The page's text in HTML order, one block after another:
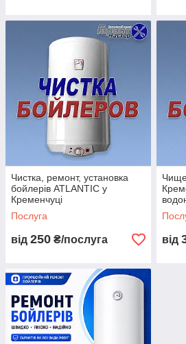
Ви телефонуйте нам або надсилаєте
Узгоджуємо час і дату приїзду майстра!
Наші переваги:
Чистка, ремонт, установка
бойлерів ATLANTIC у
Кременчуці
Послуга
від 250 ₴/послуга від